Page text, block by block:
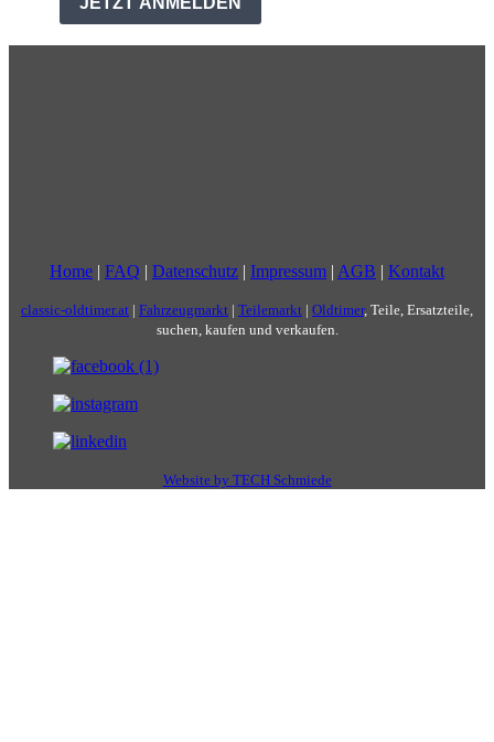
Home | FAQ | Datenschutz | Impressum | AGB | Kontakt
classic-oldtimer.at | Fahrzeugmarkt | Teilemarkt | Oldtimer, Teile, Ersatzteile,
suchen, kaufen und verkaufen.
Website by TECH Schmiede